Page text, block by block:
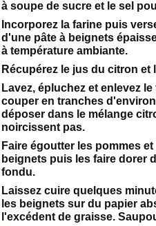
à soupe de sucre et le sel
Incorporez la farine puis
d'une pâte à beignets
à température ambiante.
Récupérez le jus du citron et
Lavez, épluchez et enlevez
couper en tranches
déposer dans le mélange
noircissent pas.
Faire égoutter les pommes
beignets puis les faire dorer
fondu.
Laissez cuire quelques
les beignets sur du papier
l'excédent de graisse.